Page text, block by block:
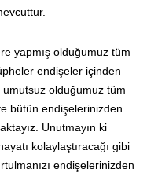
yapmış olduğumuz tüm
endişeler içinden
umutsuz olduğumuz tüm
bütün endişelerinizden
Unutmayın ki
kolaylaştıracağı gibi
endişelerinizden